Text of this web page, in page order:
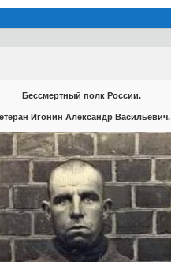
Бессмертный полк России.
Игонин Александр Васильевич.